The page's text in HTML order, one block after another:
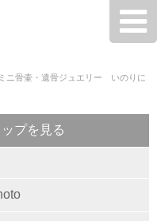
ニ骨壷・遺骨ジュエリー いのりに
プを見る